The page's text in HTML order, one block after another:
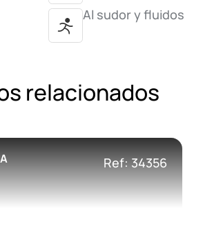
Al sudor y fluidos
relacionados
Ref: 34356